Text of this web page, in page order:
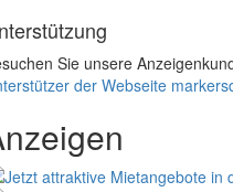
Sie unsere
der Webseite